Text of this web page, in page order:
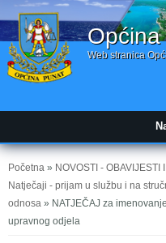
Web stranica
Vi ste ovdje
Početna » NOVOSTI - OBAVIJESTI
Natječaji - prijam u službu i na
odnosa » NATJEČAJ za
upravnog odjela